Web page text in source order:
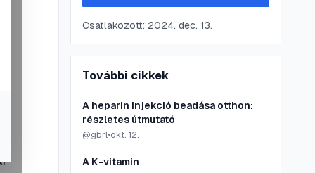
Csatlakozott: 2024. dec. 13.
További cikkek
A heparin injekció beadása otthon:
részletes útmutató
@gbrl•okt. 12.
A K-vitamin